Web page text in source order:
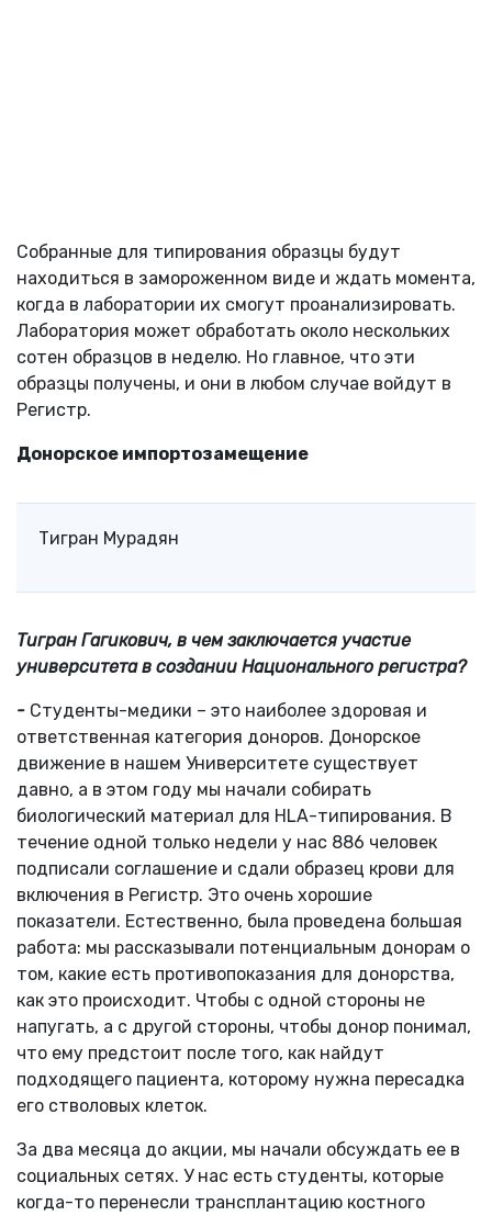
Собранные для типирования образцы будут
находиться в замороженном виде и ждать момента,
когда в лаборатории их смогут проанализировать.
Лаборатория может обработать около нескольких
сотен образцов в неделю. Но главное, что эти
образцы получены, и они в любом случае войдут в
Регистр.
Донорское импортозамещение
Тигран Мурадян
Тигран Гагикович, в чем заключается участие
университета в создании Национального регистра?
- Студенты-медики – это наиболее здоровая и
ответственная категория доноров. Донорское
движение в нашем Университете существует
давно, а в этом году мы начали собирать
биологический материал для HLA-типирования. В
течение одной только недели у нас 886 человек
подписали соглашение и сдали образец крови для
включения в Регистр. Это очень хорошие
показатели. Естественно, была проведена большая
работа: мы рассказывали потенциальным донорам о
том, какие есть противопоказания для донорства,
как это происходит. Чтобы с одной стороны не
напугать, а с другой стороны, чтобы донор понимал,
что ему предстоит после того, как найдут
подходящего пациента, которому нужна пересадка
его стволовых клеток.
За два месяца до акции, мы начали обсуждать ее в
социальных сетях. У нас есть студенты, которые
когда-то перенесли трансплантацию костного